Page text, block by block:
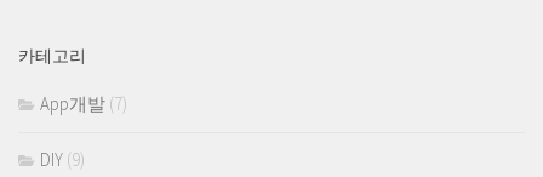
카테고리
App개발 (7)
DIY (9)